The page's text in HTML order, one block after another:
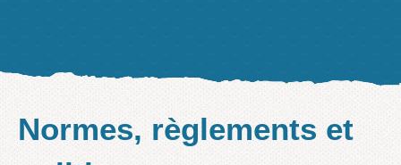
Normes, règlements et